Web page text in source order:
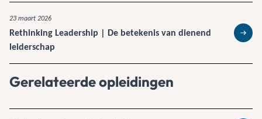
23 maart 2026
Rethinking Leadership | De betekenis van dienend
leiderschap
Lees
Gerelateerde opleidingen